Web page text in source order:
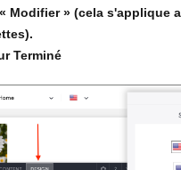
« Modifier » (cela s'applique
Terminé